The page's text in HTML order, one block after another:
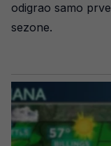
odigrao samo
sezone.